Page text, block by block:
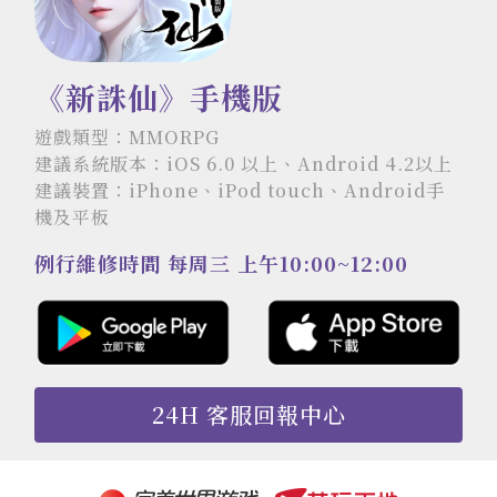
《新誅仙》手機版
遊戲類型：MMORPG
建議系統版本：iOS 6.0 以上、Android 4.2以上
建議裝置：iPhone、iPod touch、Android手
機及平板
例行維修時間 每周三 上午10:00~12:00
24H 客服回報中心